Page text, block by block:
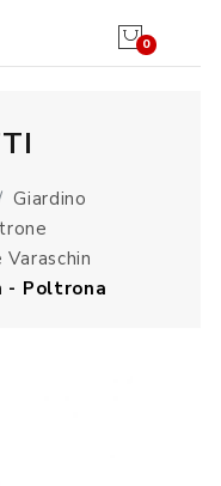
0
Giardino
- Poltrona